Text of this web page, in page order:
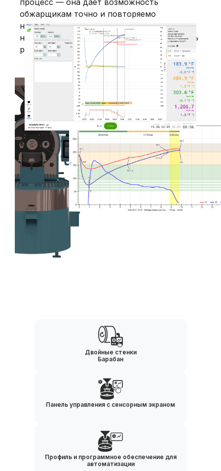
процесс — она дает возможность
обжарщикам точно и повторяемо
настраивать свое ремесло, помогая даже
небольшим магазинам постоянно достигать
результатов профессионального качества.
Двойные стенки
Барабан
Панель управления с сенсорным экраном
Профиль и программное обеспечение для
автоматизации